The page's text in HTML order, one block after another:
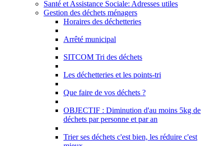
Santé et Assistance Sociale: Adresses utiles
Gestion des déchets ménagers
Horaires des déchetteries
Arrêté municipal
SITCOM Tri des déchets
Les déchetteries et les points-tri
Que faire de vos déchets ?
OBJECTIF : Diminution d'au moins 5kg de
déchets par personne et par an
Trier ses déchets c'est bien, les réduire c'est